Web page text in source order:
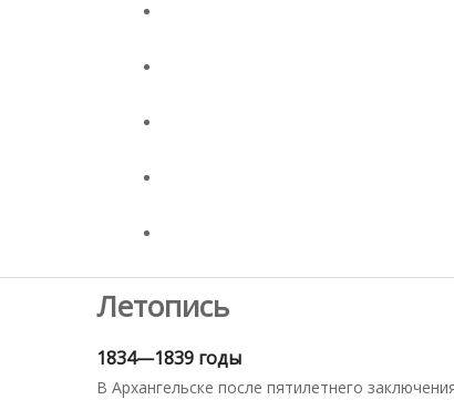
Летопись
1834—1839 годы
В Архангельске после пятилетнего